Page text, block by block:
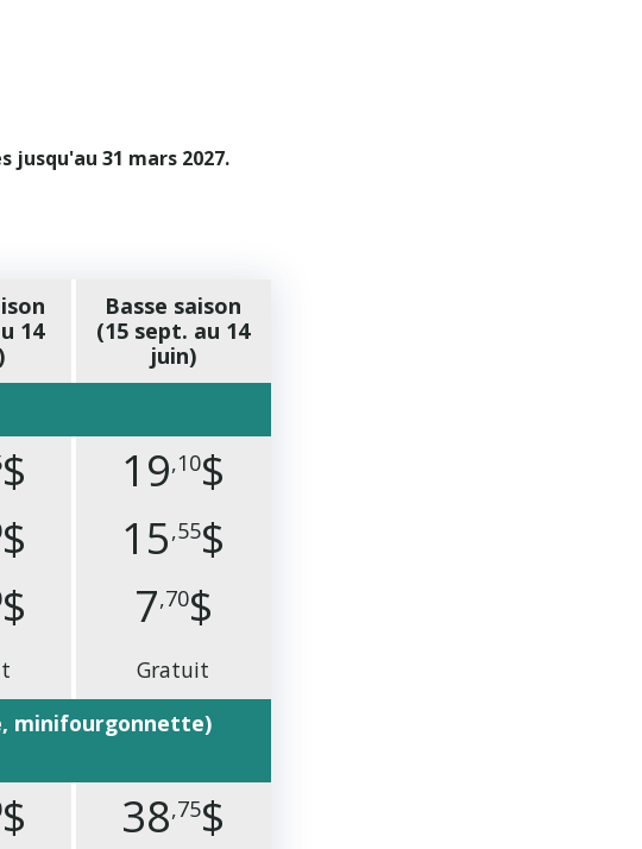
31 mars 2027.
14
Basse saison
(15 sept. au 14
juin)
$ 19,10$
$ 15,55$
$ 7,70$
Gratuit
minifourgonnette)
$ 38,75$